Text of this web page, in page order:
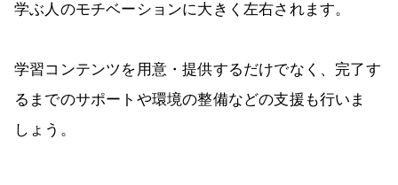
学ぶ人のモチベーションに大きく左右されます。
学習コンテンツを用意・提供するだけでなく、完了す
るまでのサポートや環境の整備などの支援も行いま
しょう。